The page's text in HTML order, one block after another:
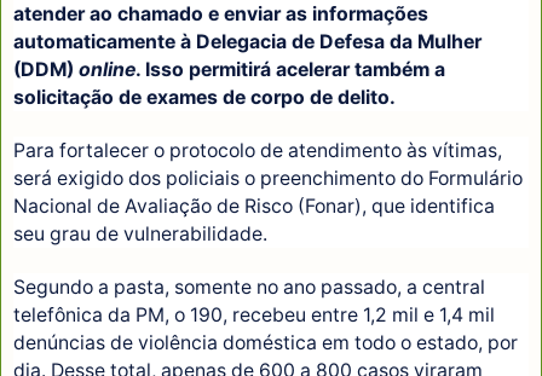
atender ao chamado e enviar as informações
automaticamente à Delegacia de Defesa da Mulher
(DDM) online. Isso permitirá acelerar também a
solicitação de exames de corpo de delito.
Para fortalecer o protocolo de atendimento às vítimas,
será exigido dos policiais o preenchimento do Formulário
Nacional de Avaliação de Risco (Fonar), que identifica
seu grau de vulnerabilidade.
Segundo a pasta, somente no ano passado, a central
telefônica da PM, o 190, recebeu entre 1,2 mil e 1,4 mil
denúncias de violência doméstica em todo o estado, por
dia. Desse total, apenas de 600 a 800 casos viraram